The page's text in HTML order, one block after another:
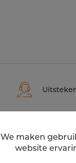
We maken
website